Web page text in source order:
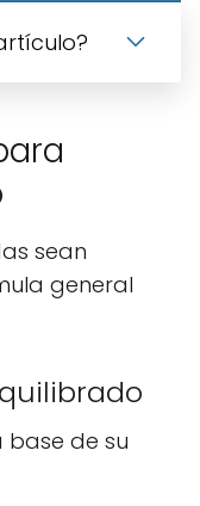
sean
general
base de su